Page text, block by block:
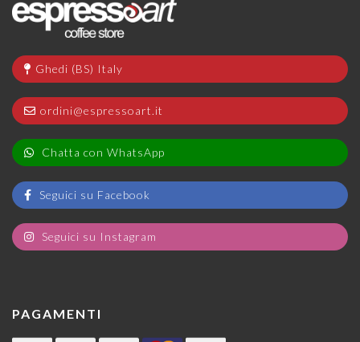
Ghedi (BS) Italy
ordini@espressoart.it
Chatta con WhatsApp
Seguici su Facebook
Seguici su Instagram
PAGAMENTI